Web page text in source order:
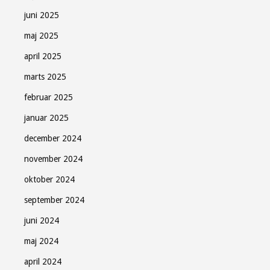
juni 2025
maj 2025
april 2025
marts 2025
februar 2025
januar 2025
december 2024
november 2024
oktober 2024
september 2024
juni 2024
maj 2024
april 2024